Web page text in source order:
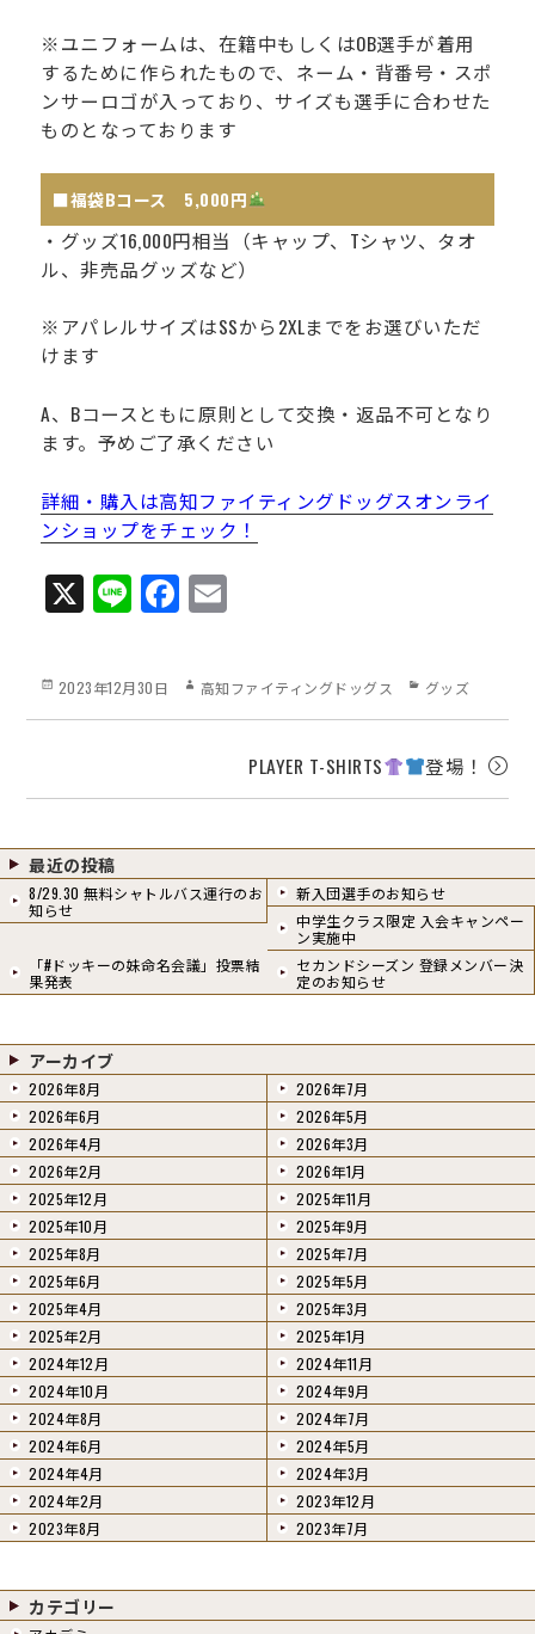
※ユニフォームは、在籍中もしくはOB選手が着用
するために作られたもので、ネーム・背番号・スポ
ンサーロゴが入っており、サイズも選手に合わせた
ものとなっております
■福袋Bコース 5,000円
・グッズ16,000円相当（キャップ、Tシャツ、タオ
ル、非売品グッズなど）
※アパレルサイズはSSから2XLまでをお選びいただ
けます
A、Bコースともに原則として交換・返品不可となり
ます。予めご了承ください
詳細・購入は高知ファイティングドッグスオンライ
ンショップをチェック！
X Li
ne
Fa
ce
bo
ok
ail
Posted
2023年12月30日 Author
高知ファイティングドッグス Categories
グッズ
PLAYER T-SHIRTS 登場！
最近の投稿
8/29.30 無料シャトルバス運行のお
知らせ
新入団選手のお知らせ
中学生クラス限定 入会キャンペー
ン実施中
「#ドッキーの妹命名会議」投票結
果発表
セカンドシーズン 登録メンバー決
定のお知らせ
アーカイブ
2026年8月
2026年7月
2026年6月
2026年5月
2026年4月
2026年3月
2026年2月
2026年1月
2025年12月
2025年11月
2025年10月
2025年9月
2025年8月
2025年7月
2025年6月
2025年5月
2025年4月
2025年3月
2025年2月
2025年1月
2024年12月
2024年11月
2024年10月
2024年9月
2024年8月
2024年7月
2024年6月
2024年5月
2024年4月
2024年3月
2024年2月
2023年12月
2023年8月
2023年7月
カテゴリー